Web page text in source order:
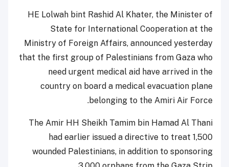
HE Lolwah bint Rashid Al Khater, the Minister of
State for International Cooperation at the
Ministry of Foreign Affairs, announced yesterday
that the first group of Palestinians from Gaza who
need urgent medical aid have arrived in the
country on board a medical evacuation plane
belonging to the Amiri Air Force.
The Amir HH Sheikh Tamim bin Hamad Al Thani
had earlier issued a directive to treat 1,500
wounded Palestinians, in addition to sponsoring